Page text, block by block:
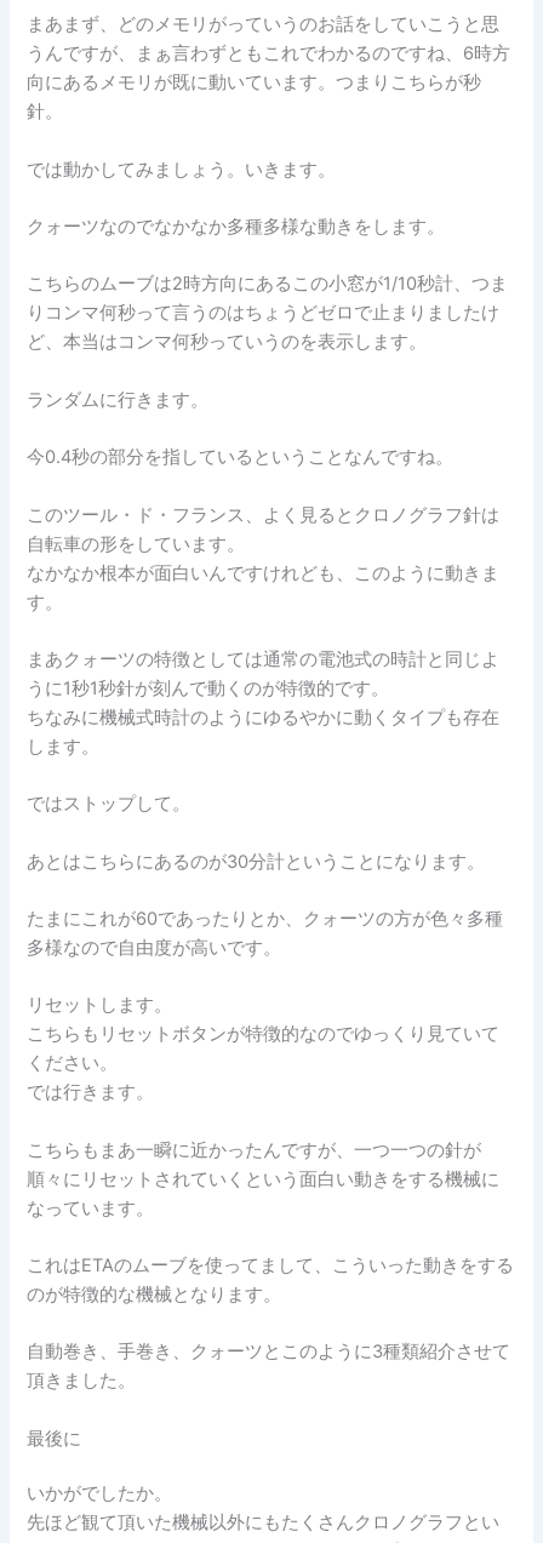
まあまず、どのメモリがっていうのお話をしていこうと思
うんですが、まぁ言わずともこれでわかるのですね、6時方
向にあるメモリが既に動いています。つまりこちらが秒
針。
では動かしてみましょう。いきます。
クォーツなのでなかなか多種多様な動きをします。
こちらのムーブは2時方向にあるこの小窓が1/10秒計、つま
りコンマ何秒って言うのはちょうどゼロで止まりましたけ
ど、本当はコンマ何秒っていうのを表示します。
ランダムに行きます。
今0.4秒の部分を指しているということなんですね。
このツール・ド・フランス、よく見るとクロノグラフ針は
自転車の形をしています。
なかなか根本が面白いんですけれども、このように動きま
す。
まあクォーツの特徴としては通常の電池式の時計と同じよ
うに1秒1秒針が刻んで動くのが特徴的です。
ちなみに機械式時計のようにゆるやかに動くタイプも存在
します。
ではストップして。
あとはこちらにあるのが30分計ということになります。
たまにこれが60であったりとか、クォーツの方が色々多種
多様なので自由度が高いです。
リセットします。
こちらもリセットボタンが特徴的なのでゆっくり見ていて
ください。
では行きます。
こちらもまあ一瞬に近かったんですが、一つ一つの針が
順々にリセットされていくという面白い動きをする機械に
なっています。
これはETAのムーブを使ってまして、こういった動きをする
のが特徴的な機械となります。
自動巻き、手巻き、クォーツとこのように3種類紹介させて
頂きました。
最後に
いかがでしたか。
先ほど観て頂いた機械以外にもたくさんクロノグラフとい